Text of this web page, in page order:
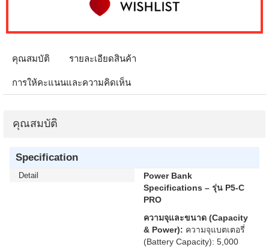
คุณสมบัติ รายละเอียดสินค้า
การให้คะแนนและความคิดเห็น
คุณสมบัติ
Specification
Detail
Power Bank
Specifications – รุ่น P5-C
PRO
ความจุและขนาด (Capacity
& Power): ความจุแบตเตอรี่
(Battery Capacity): 5,000